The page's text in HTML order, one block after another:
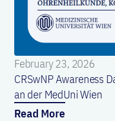
February 23, 2026
CRSwNP Awareness
an der MedUni Wien
Read More